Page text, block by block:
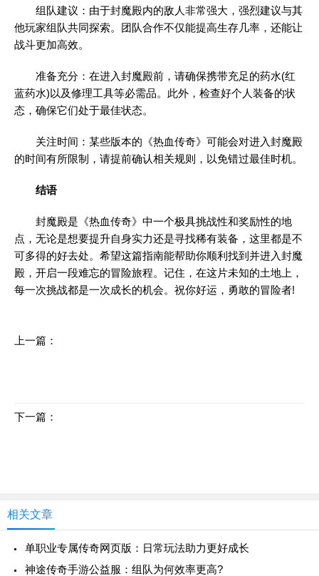
组队建议：由于封魔殿内的敌人非常强大，强烈建议与其
他玩家组队共同探索。团队合作不仅能提高生存几率，还能让
战斗更加高效。
准备充分：在进入封魔殿前，请确保携带充足的药水(红
蓝药水)以及修理工具等必需品。此外，检查好个人装备的状
态，确保它们处于最佳状态。
关注时间：某些版本的《热血传奇》可能会对进入封魔殿
的时间有所限制，请提前确认相关规则，以免错过最佳时机。
结语
封魔殿是《热血传奇》中一个极具挑战性和奖励性的地
点，无论是想要提升自身实力还是寻找稀有装备，这里都是不
可多得的好去处。希望这篇指南能帮助你顺利找到并进入封魔
殿，开启一段难忘的冒险旅程。记住，在这片未知的土地上，
每一次挑战都是一次成长的机会。祝你好运，勇敢的冒险者!
上一篇：
下一篇：
相关文章
单职业专属传奇网页版：日常玩法助力更好成长
神途传奇手游公益服：组队为何效率更高?